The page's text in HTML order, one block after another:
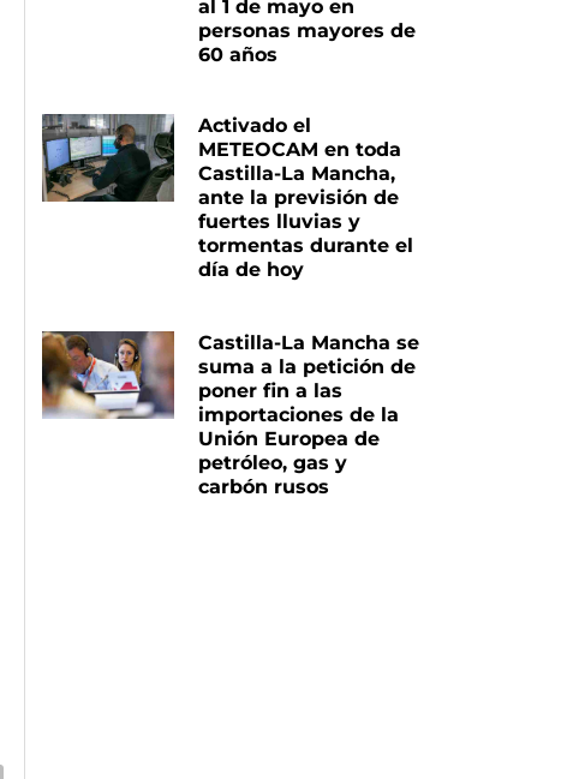
al 1 de mayo en
personas mayores de
60 años
Activado el
METEOCAM en toda
Castilla-La Mancha,
ante la previsión de
fuertes lluvias y
tormentas durante el
día de hoy
Castilla-La Mancha se
suma a la petición de
poner fin a las
importaciones de la
Unión Europea de
petróleo, gas y
carbón rusos